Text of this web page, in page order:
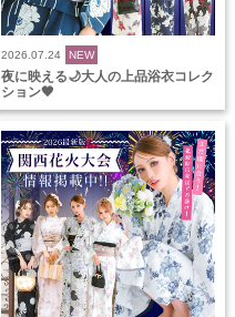
2026.07.24 NEW
夜に映える🌙大人の上品浴衣コレク
ション🖤